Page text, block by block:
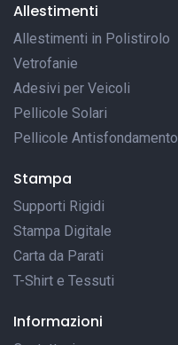
Allestimenti
Allestimenti in Polistirolo
Vetrofanie
Adesivi per Veicoli
Pellicole Solari
Pellicole Antisfondamento
Stampa
Supporti Rigidi
Stampa Digitale
Carta da Parati
T-Shirt e Tessuti
Informazioni